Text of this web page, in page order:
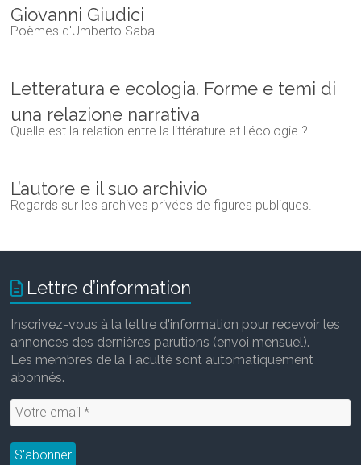
Giovanni Giudici
Poèmes d'Umberto Saba.
Letteratura e ecologia. Forme e temi di
una relazione narrativa
Quelle est la relation entre la littérature et l'écologie ?
L’autore e il suo archivio
Regards sur les archives privées de figures publiques.
Lettre d’information
Inscrivez-vous à la lettre d'information pour recevoir les
annonces des dernières parutions (envoi mensuel).
Les membres de la Faculté sont automatiquement
abonnés.